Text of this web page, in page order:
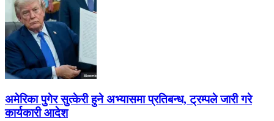
अमेरिका पुगेर सुत्केरी हुने अभ्यासमा प्रतिबन्ध, ट्रम्पले जारी गरे
कार्यकारी आदेश